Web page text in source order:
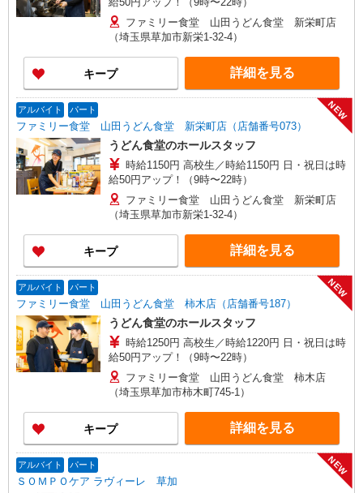
ファミリー食堂 山田うどん食堂 新栄町店
（埼玉県草加市新栄1-32-4）
キープ 詳細を見る
アルバイト パート
ファミリー食堂 山田うどん食堂 新栄町店（店舗番号073）
NEW
うどん食堂のホールスタッフ
時給1150円 高校生／時給1150円 日・祝日は時
給50円アップ！（9時〜22時）
ファミリー食堂 山田うどん食堂 新栄町店
（埼玉県草加市新栄1-32-4）
キープ 詳細を見る
アルバイト パート
ファミリー食堂 山田うどん食堂 柿木店（店舗番号187）
NEW
うどん食堂のホールスタッフ
時給1250円 高校生／時給1220円 日・祝日は時
給50円アップ！（9時〜22時）
ファミリー食堂 山田うどん食堂 柿木店
（埼玉県草加市柿木町745-1）
キープ 詳細を見る
アルバイト パート
ＳＯＭＰＯケア ラヴィーレ 草加
NEW